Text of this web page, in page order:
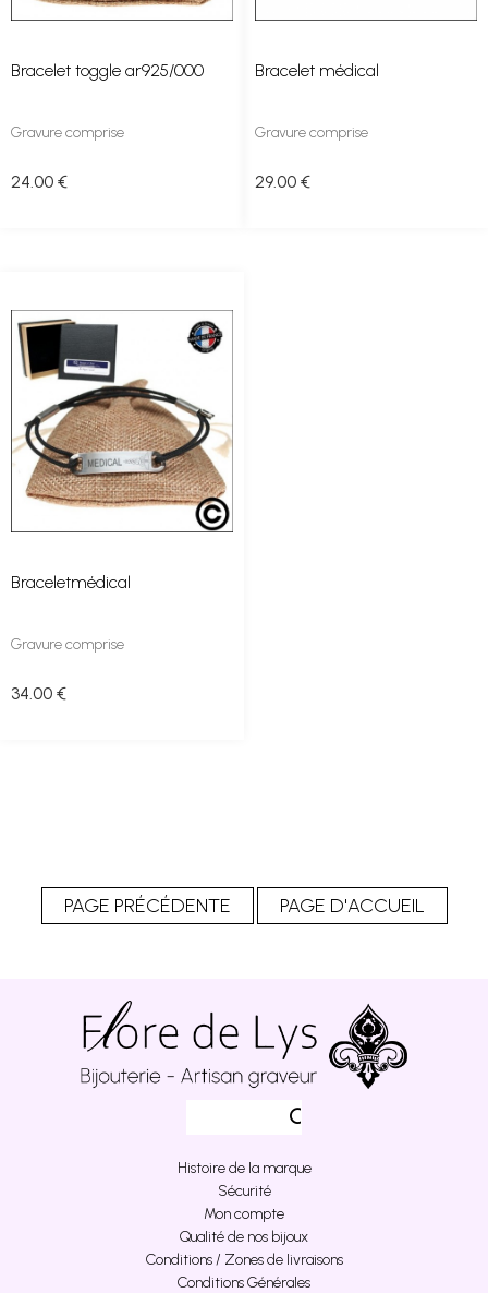
Bracelet toggle ar925/000
Gravure comprise
24 .00 €
Bracelet médical
Gravure comprise
29.00 €
Braceletmédical
Gravure comprise
34 .00 €
Histoire de la marque
Sécurité
Mon compte
Qualité de nos bijoux
Conditions / Zones de livraisons
Conditions Générales